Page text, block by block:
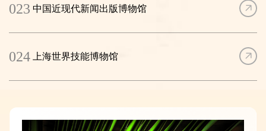
023 中国近现代新闻出版博物馆
024 上海世界技能博物馆